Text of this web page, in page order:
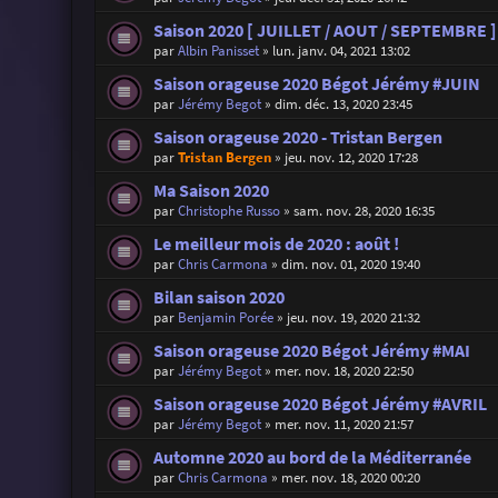
Saison 2020 [ JUILLET / AOUT / SEPTEMBRE ]
parAlbin Panisset» lun. janv. 04, 2021 13:02
Saison orageuse 2020 Bégot Jérémy #JUIN
parJérémy Begot» dim. déc. 13, 2020 23:45
Saison orageuse 2020 - Tristan Bergen
parTristan Bergen» jeu. nov. 12, 2020 17:28
Ma Saison 2020
parChristophe Russo» sam. nov. 28, 2020 16:35
Le meilleur mois de 2020 : août !
parChris Carmona » dim. nov. 01, 2020 19:40
Bilan saison 2020
par Benjamin Porée» jeu. nov. 19, 2020 21:32
Saison orageuse 2020 Bégot Jérémy #MAI
parJérémy Begot» mer. nov. 18, 2020 22:50
Saison orageuse 2020 Bégot Jérémy #AVRIL
parJérémy Begot» mer. nov. 11, 2020 21:57
Automne 2020 au bord de la Méditerranée
parChris Carmona » mer. nov. 18, 2020 00:20